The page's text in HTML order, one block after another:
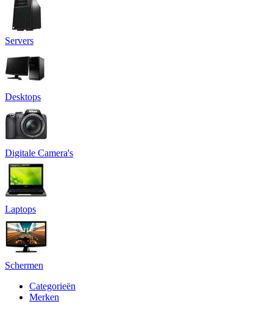
Servers
Desktops
Digitale Camera's
Laptops
Schermen
Categorieën
Merken